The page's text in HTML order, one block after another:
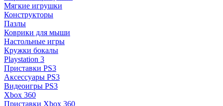
Мягкие игрушки
Конструкторы
Пазлы
Коврики для мыши
Настольные игры
Кружки бокалы
Playstation 3
Приставки PS3
Аксессуары PS3
Видеоигры PS3
Xbox 360
Приставки Xbox 360